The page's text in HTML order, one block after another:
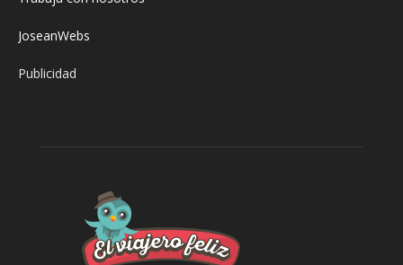
JoseanWebs
Publicidad